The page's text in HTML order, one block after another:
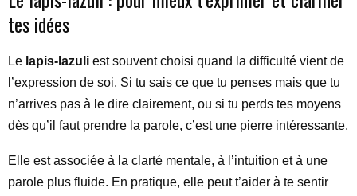
tes idées
Le lapis-lazuli est souvent choisi quand la difficulté vient de
l’expression de soi. Si tu sais ce que tu penses mais que tu
n’arrives pas à le dire clairement, ou si tu perds tes moyens
dès qu’il faut prendre la parole, c’est une pierre intéressante.
Elle est associée à la clarté mentale, à l’intuition et à une
parole plus fluide. En pratique, elle peut t’aider à te sentir